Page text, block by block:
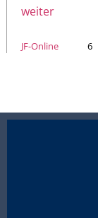
weiter
JF-Online 6